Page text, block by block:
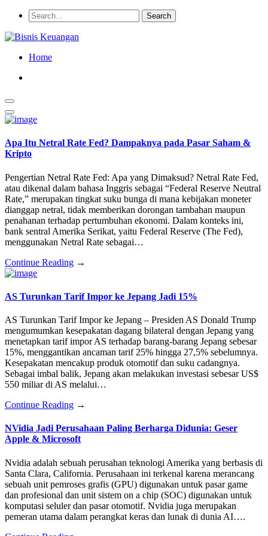
Home
Apa Itu Netral Rate Fed? Dampaknya pada Pasar Saham &
Kripto
Pengertian Netral Rate Fed: Apa yang Dimaksud? Netral Rate Fed,
atau dikenal dalam bahasa Inggris sebagai “Federal Reserve Neutral
Rate,” merupakan tingkat suku bunga di mana kebijakan moneter
dianggap netral, tidak memberikan dorongan tambahan maupun
penahanan terhadap pertumbuhan ekonomi. Dalam konteks ini,
bank sentral Amerika Serikat, yaitu Federal Reserve (The Fed),
menggunakan Netral Rate sebagai…
Continue Reading →
AS Turunkan Tarif Impor ke Jepang Jadi 15%
AS Turunkan Tarif Impor ke Jepang – Presiden AS Donald Trump
mengumumkan kesepakatan dagang bilateral dengan Jepang yang
menetapkan tarif impor AS terhadap barang-barang Jepang sebesar
15%, menggantikan ancaman tarif 25% hingga 27,5% sebelumnya.
Kesepakatan mencakup produk otomotif dan suku cadangnya.
Sebagai imbal balik, Jepang akan melakukan investasi sebesar US$
550 miliar di AS melalui…
Continue Reading →
NVidia Jadi Perusahaan Paling Berharga Didunia: Geser
Apple & Microsoft
Nvidia adalah sebuah perusahan teknologi Amerika yang berbasis di
Santa Clara, California. Perusahaan ini terkenal karena merancang
sebuah unit pemroses grafis (GPU) digunakan untuk pasar game
dan profesional dan unit sistem on a chip (SOC) digunakan untuk
komputasi seluler dan pasar otomotif. Nvidia juga merupakan
pemeran utama dalam perangkat keras dan lunak di dunia AI….